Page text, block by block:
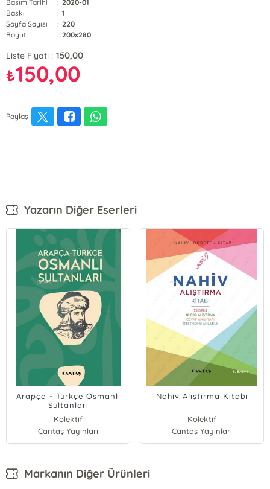
Basım Tarihi
: 2020-01
Baskı
: 1
Sayfa Sayısı
: 220
Boyut
: 200x280
Liste Fiyatı : 150,00
₺150,00
Paylaş
Yazarın Diğer Eserleri
Arapça - Türkçe Osmanlı
Sultanları
Kolektif
Ayşe Can
Merve Mahitapoğlu
Cantaş Yayınları
Nahiv Alıştırma Kitabı
Kolektif
Cantaş Yayınları
Markanın Diğer Ürünleri